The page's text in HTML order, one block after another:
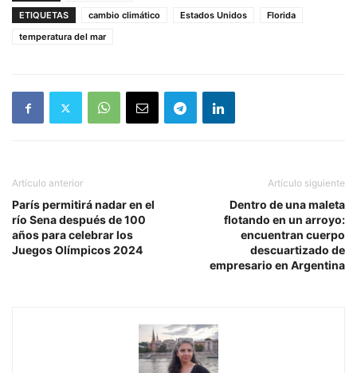
ETIQUETAS
cambio climático Estados Unidos
Florida
temperatura del mar
Artículo anterior
París permitirá nadar en el
río Sena después de 100
años para celebrar los
Juegos Olímpicos 2024
Artículo siguiente
Dentro de una maleta
flotando en un arroyo:
encuentran cuerpo
descuartizado de
empresario en Argentina